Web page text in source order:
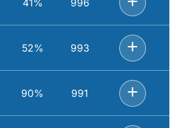
52% 993 +
90% 991 +